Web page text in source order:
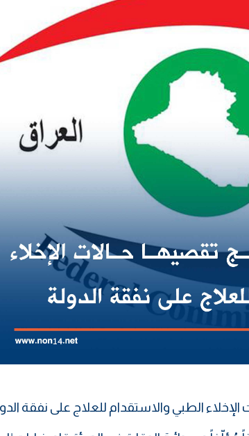
الإخلاء الطبي والاستقدام للعلاج على نفقة